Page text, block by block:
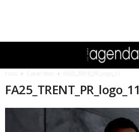
Calvin Klein FA25_TRENT_PR_logo_11
FA25_TRENT_PR_logo_11